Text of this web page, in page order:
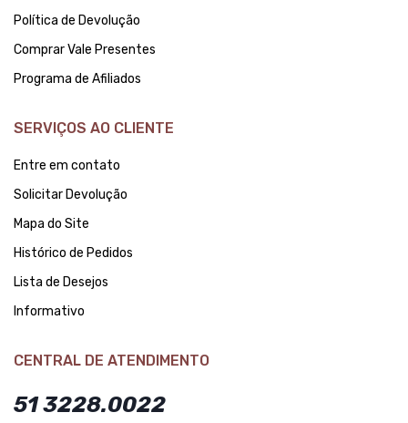
Política de Devolução
Comprar Vale Presentes
Programa de Afiliados
SERVIÇOS AO CLIENTE
Entre em contato
Solicitar Devolução
Mapa do Site
Histórico de Pedidos
Lista de Desejos
Informativo
CENTRAL DE ATENDIMENTO
51 3228.0022